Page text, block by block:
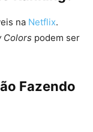
na Netflix.
Colors podem ser
Fazendo